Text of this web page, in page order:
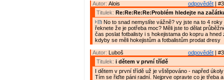
odpovědět |
Autor: Alois
Titulek: Re:Re:Re:Re:Problém hledejte na
No to snad nemyslíte vážně? vy jste na to 4 roky
řeknete že je potřeba moc? Měli jste to dělat
čas poslat fotbalisty i s hokejistama do kopru a hned
kdyby se měli hokejistům a fotbalistům prodat dresy
odpovědět |
Autor: Luboš
Titulek: i dětem v první třídě
I dětem v první třídě už je vštěpováno - napřed
Tím se řiďte páni radní. Nejprve opravte co je třeba